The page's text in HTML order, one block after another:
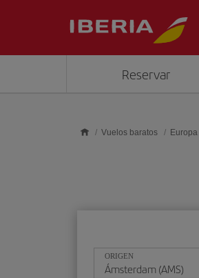
Reservar
Vuelos baratos Europa
ORIGEN